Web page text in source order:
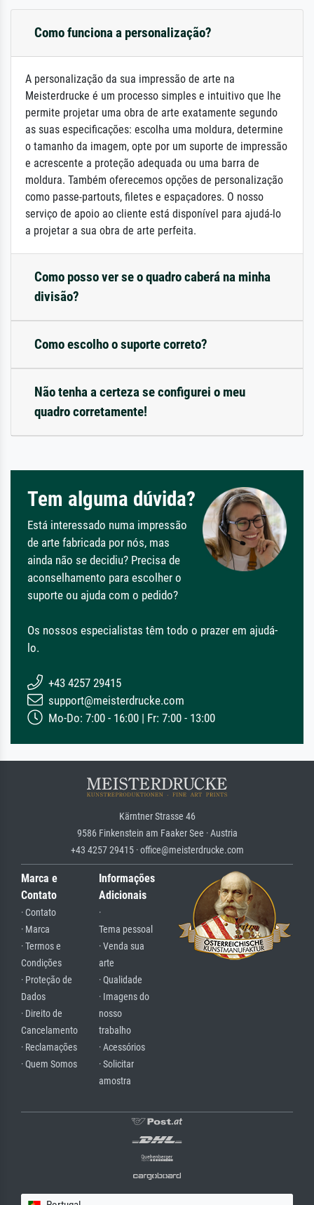
Como funciona a personalização?
A personalização da sua impressão de arte na
Meisterdrucke é um processo simples e intuitivo que lhe
permite projetar uma obra de arte exatamente segundo
as suas especificações: escolha uma moldura, determine
o tamanho da imagem, opte por um suporte de impressão
e acrescente a proteção adequada ou uma barra de
moldura. Também oferecemos opções de personalização
como passe-partouts, filetes e espaçadores. O nosso
serviço de apoio ao cliente está disponível para ajudá-lo
a projetar a sua obra de arte perfeita.
Como posso ver se o quadro caberá na minha
divisão?
Como escolho o suporte correto?
Não tenha a certeza se configurei o meu
quadro corretamente!
Tem alguma dúvida?
Está interessado numa impressão
de arte fabricada por nós, mas
ainda não se decidiu? Precisa de
aconselhamento para escolher o
suporte ou ajuda com o pedido?
Os nossos especialistas têm todo o prazer em ajudá-
lo.
+43 4257 29415
support@meisterdrucke.com
Mo-Do: 7:00 - 16:00 | Fr: 7:00 - 13:00
Kärntner Strasse 46
9586 Finkenstein am Faaker See · Austria
+43 4257 29415 · office@meisterdrucke.com
Marca e
Contato
· Contato
· Marca
· Termos e
Condições
· Proteção de
Dados
· Direito de
Cancelamento
· Reclamações
· Quem Somos
Informações
Adicionais
·
Tema pessoal
· Venda sua
arte
· Qualidade
· Imagens do
nosso
trabalho
· Acessórios
· Solicitar
amostra